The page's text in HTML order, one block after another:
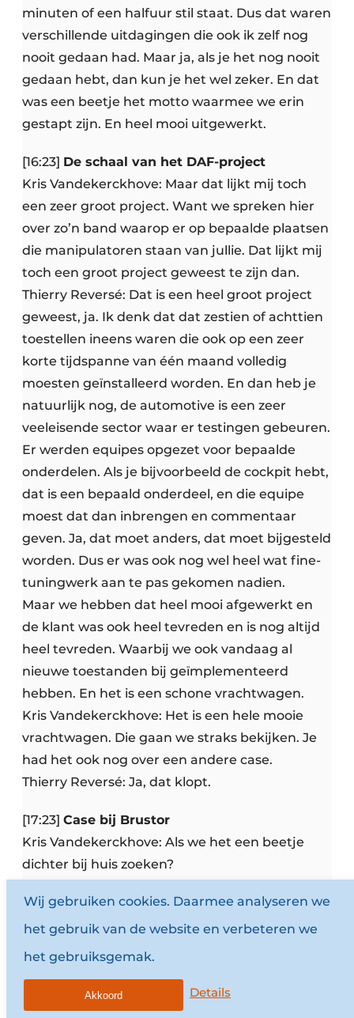
minuten of een halfuur stil staat. Dus dat waren
verschillende uitdagingen die ook ik zelf nog
nooit gedaan had. Maar ja, als je het nog nooit
gedaan hebt, dan kun je het wel zeker. En dat
was een beetje het motto waarmee we erin
gestapt zijn. En heel mooi uitgewerkt.
[16:23] De schaal van het DAF-project
Kris Vandekerckhove: Maar dat lijkt mij toch
een zeer groot project. Want we spreken hier
over zo’n band waarop er op bepaalde plaatsen
die manipulatoren staan van jullie. Dat lijkt mij
toch een groot project geweest te zijn dan.
Thierry Reversé: Dat is een heel groot project
geweest, ja. Ik denk dat dat zestien of achttien
toestellen ineens waren die ook op een zeer
korte tijdspanne van één maand volledig
moesten geïnstalleerd worden. En dan heb je
natuurlijk nog, de automotive is een zeer
veeleisende sector waar er testingen gebeuren.
Er werden equipes opgezet voor bepaalde
onderdelen. Als je bijvoorbeeld de cockpit hebt,
dat is een bepaald onderdeel, en die equipe
moest dat dan inbrengen en commentaar
geven. Ja, dat moet anders, dat moet bijgesteld
worden. Dus er was ook nog wel heel wat fine-
tuningwerk aan te pas gekomen nadien.
Maar we hebben dat heel mooi afgewerkt en
de klant was ook heel tevreden en is nog altijd
heel tevreden. Waarbij we ook vandaag al
nieuwe toestanden bij geïmplementeerd
hebben. En het is een schone vrachtwagen.
Kris Vandekerckhove: Het is een hele mooie
vrachtwagen. Die gaan we straks bekijken. Je
had het ook nog over een andere case.
Thierry Reversé: Ja, dat klopt.
[17:23] Case bij Brustor
Kris Vandekerckhove: Als we het een beetje
dichter bij huis zoeken?
een heel mooie klant. Dat is een nieuwe klant
ook, die hadden wij vroeger niet in ons
klantenportefeuille. Wat doet Brustor? Brustor
terrasoverdekkingen naar stores, naar het
Wij gebruiken cookies. Daarmee analyseren we
het gebruik van de website en verbeteren we
het gebruiksgemak.
Details
Akkoord